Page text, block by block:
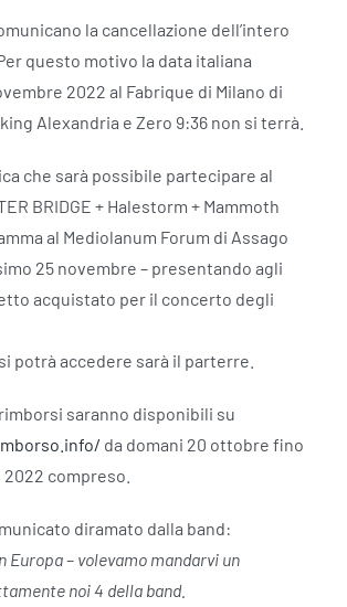
la cancellazione dell’intero
questo motivo la data italiana
2022 al Fabrique di Milano di
Alexandria e Zero 9:36 non si terrà.
che sarà possibile partecipare al
BRIDGE + Halestorm + Mammoth
al Mediolanum Forum di Assago
25 novembre – presentando agli
acquistato per il concerto degli
potrà accedere sarà il parterre.
saranno disponibili su
da domani 20 ottobre fino
compreso.
diramato dalla band:
Europa – volevamo mandarvi un
noi 4 della band.